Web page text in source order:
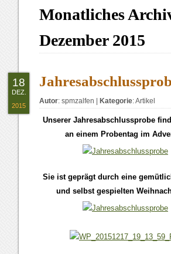
Monatliches
Dezember 2015
Autor:spmzalfen Kategorie:Artikel
Unserer Jahresabschlussprobe
an einem Probentag im
Sie ist geprägt durch eine
und selbst gespielten
18
DEZ.
2015